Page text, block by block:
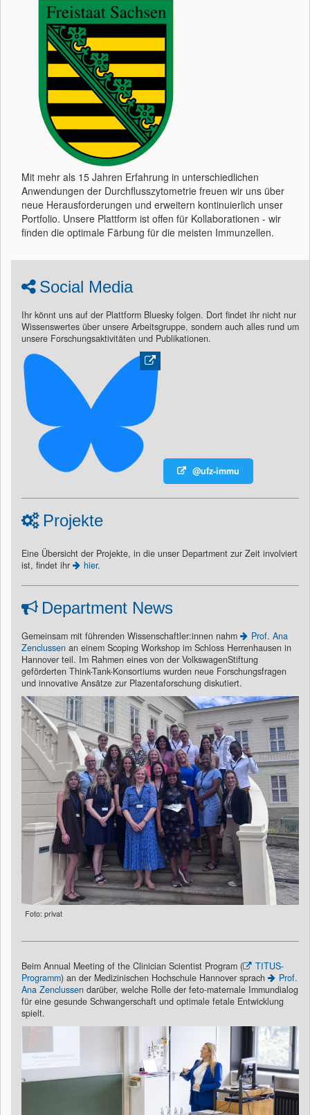
Mit mehr als 15 Jahren Erfahrung in unterschiedlichen
Anwendungen der Durchflusszytometrie freuen wir uns über
neue Herausforderungen und erweitern kontinuierlich unser
Portfolio. Unsere Plattform ist offen für Kollaborationen - wir
finden die optimale Färbung für die meisten Immunzellen.
Social Media
Ihr könnt uns auf der Plattform Bluesky folgen. Dort findet ihr nicht nur
Wissenswertes über unsere Arbeitsgruppe, sondern auch alles rund um
unsere Forschungsaktivitäten und Publikationen.
@ufz-immu
Projekte
Eine Übersicht der Projekte, in die unser Department zur Zeit involviert
ist, findet ihr
hier.
Department News
Gemeinsam mit führenden Wissenschaftler:innen nahm
Prof. Ana
Zenclussen an einem Scoping Workshop im Schloss Herrenhausen in
Hannover teil. Im Rahmen eines von der VolkswagenStiftung
geförderten Think-Tank-Konsortiums wurden neue Forschungsfragen
und innovative Ansätze zur Plazentaforschung diskutiert.
Foto: privat
Beim Annual Meeting of the Clinician Scientist Program (
TITUS-
Programm) an der Medizinischen Hochschule Hannover sprach
Prof.
Ana Zenclussen darüber, welche Rolle der feto-maternale Immundialog
für eine gesunde Schwangerschaft und optimale fetale Entwicklung
spielt.